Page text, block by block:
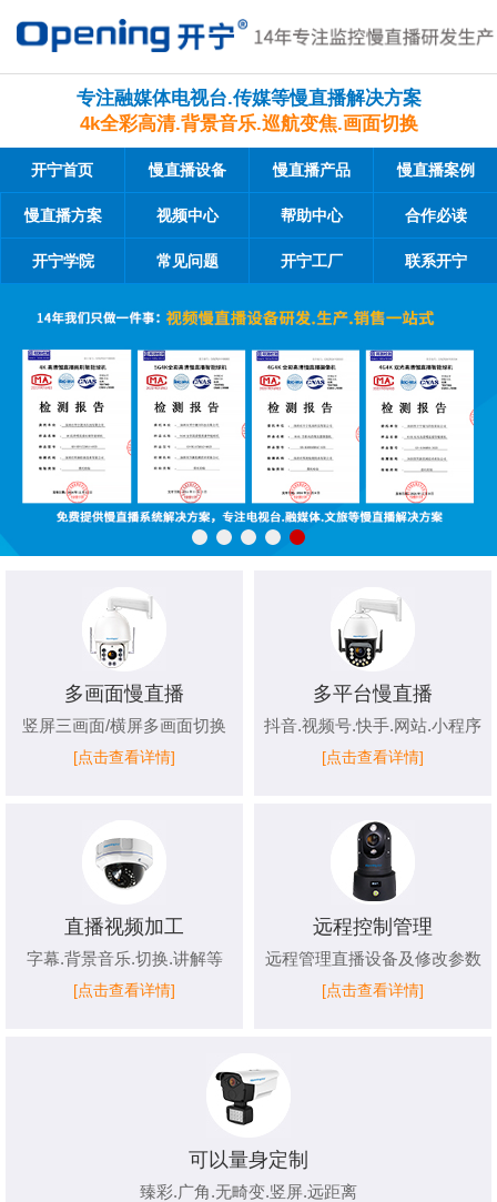
专注融媒体电视台.传媒等慢直播解决方案
4k全彩高清.背景音乐.巡航变焦.画面切换
开宁首页 慢直播设备 慢直播产品 慢直播案例
慢直播方案 视频中心 帮助中心 合作必读
开宁学院 常见问题 开宁工厂 联系开宁
多画面慢直播
竖屏三画面/横屏多画面切换
[点击查看详情]
多平台慢直播
抖音.视频号.快手.网站.小程序
[点击查看详情]
直播视频加工
字幕.背景音乐.切换.讲解等
[点击查看详情]
远程控制管理
远程管理直播设备及修改参数
[点击查看详情]
可以量身定制
臻彩.广角.无畸变.竖屏.远距离